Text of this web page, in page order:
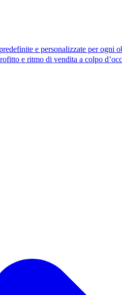
e personalizzate per ogni
e ritmo di vendita a colpo